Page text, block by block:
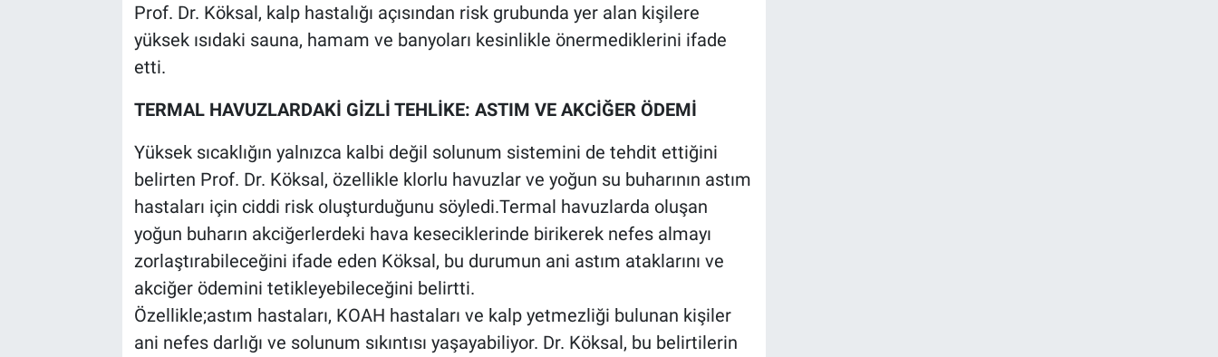
Prof. Dr. Köksal, kalp hastalığı açısından risk grubunda yer alan kişilere
yüksek ısıdaki sauna, hamam ve banyoları kesinlikle önermediklerini ifade
etti.
TERMAL HAVUZLARDAKİ GİZLİ TEHLİKE: ASTIM VE AKCİĞER ÖDEMİ
Yüksek sıcaklığın yalnızca kalbi değil solunum sistemini de tehdit ettiğini
belirten Prof. Dr. Köksal, özellikle klorlu havuzlar ve yoğun su buharının astım
hastaları için ciddi risk oluşturduğunu söyledi.Termal havuzlarda oluşan
yoğun buharın akciğerlerdeki hava keseciklerinde birikerek nefes almayı
zorlaştırabileceğini ifade eden Köksal, bu durumun ani astım ataklarını ve
akciğer ödemini tetikleyebileceğini belirtti.
Özellikle;astım hastaları, KOAH hastaları ve kalp yetmezliği bulunan kişiler
ani nefes darlığı ve solunum sıkıntısı yaşayabiliyor. Dr. Köksal, bu belirtilerin